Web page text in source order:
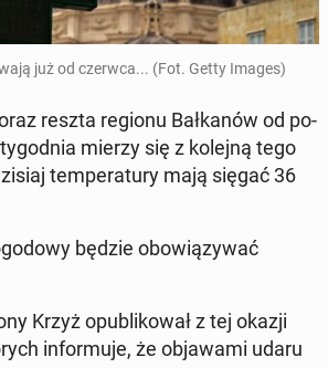
już od czerwca... (Fot. Getty Images)
reszta regionu Bał­ka­nów od po­
mierzy się z kolejną tego
tem­pe­ra­tu­ry mają sięgać 36
będzie obo­wią­zy­wać
Krzyż opu­bli­ko­wał z tej okazji
in­for­mu­je, że ob­ja­wa­mi udaru